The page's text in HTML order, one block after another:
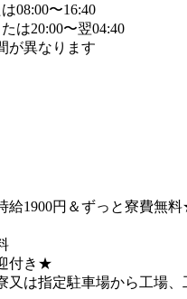
08:00〜16:40
は20:00〜翌04:40
が異なります
給1900円＆ずっと寮費無
付き★
又は指定駐車場から工場